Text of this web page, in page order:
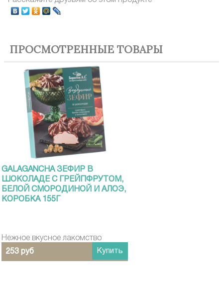
ПРОСМОТРЕННЫЕ ТОВАРЫ
GALAGANCHA ЗЕФИР В
ШОКОЛАДЕ С ГРЕЙПФРУТОМ,
БЕЛОЙ СМОРОДИНОЙ И АЛОЭ,
КОРОБКА 155Г
Нежное вкусное лакомство
253 руб
Купить